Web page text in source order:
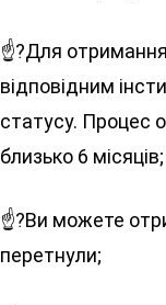
☝?Для отримання
відповідним
статусу. Процес
близько 6 місяців;
☝?Ви можете
перетнули;